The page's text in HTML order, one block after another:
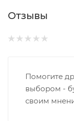
Отзывы
Помогите
выбором -
своим